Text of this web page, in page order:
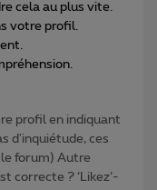
cela au plus vite.
votre profil.
profil en indiquant
d'inquiétude, ces
forum) Autre
correcte ? ‘Likez’-